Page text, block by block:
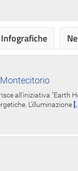
all'iniziativa "Earth
L'illuminazione
Infografiche